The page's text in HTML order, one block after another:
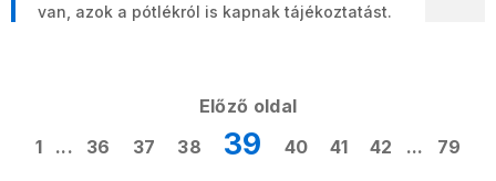
van, azok a pótlékról is kapnak tájékoztatást.
Előző oldal
1
... 36 37 38 39 40 41 42 ... 79